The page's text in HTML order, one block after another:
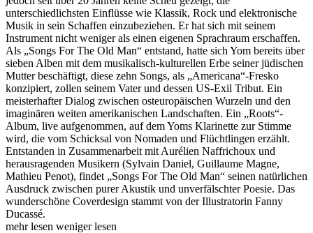
unterschiedlichsten Einflüsse wie Klassik, Rock und elektronische
Musik in sein Schaffen einzubeziehen. Er hat sich mit seinem
Instrument nicht weniger als einen eigenen Sprachraum erschaffen.
Als „Songs For The Old Man“ entstand, hatte sich Yom bereits über
sieben Alben mit dem musikalisch-kulturellen Erbe seiner jüdischen
Mutter beschäftigt, diese zehn Songs, als „Americana“-Fresko
konzipiert, zollen seinem Vater und dessen US-Exil Tribut. Ein
meisterhafter Dialog zwischen osteuropäischen Wurzeln und den
imaginären weiten amerikanischen Landschaften. Ein „Roots“-
Album, live aufgenommen, auf dem Yoms Klarinette zur Stimme
wird, die vom Schicksal von Nomaden und Flüchtlingen erzählt.
Entstanden in Zusammenarbeit mit Aurélien Naffrichoux und
herausragenden Musikern (Sylvain Daniel, Guillaume Magne,
Mathieu Penot), findet „Songs For The Old Man“ seinen natürlichen
Ausdruck zwischen purer Akustik und unverfälschter Poesie. Das
wunderschöne Coverdesign stammt von der Illustratorin Fanny
Ducassé.
mehr lesen weniger lesen